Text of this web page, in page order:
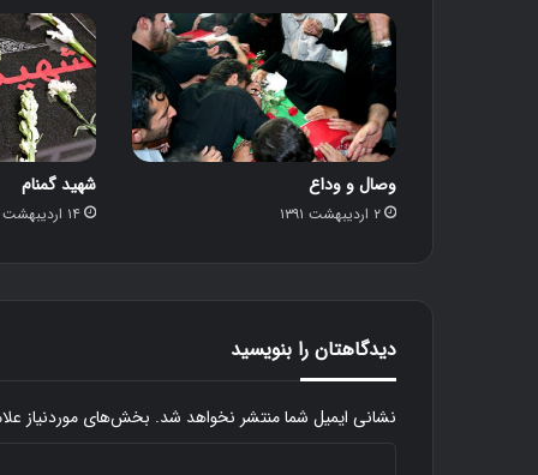
وصال و وداع
۲ اردیبهشت ۱۳۹۱
شهید گمنام
۱۴ اردیبهشت ۱۳۹۱
دیدگاهتان را بنویسید
نشانی ایمیل شما منتشر نخواهد شد. بخش‌های موردنیاز